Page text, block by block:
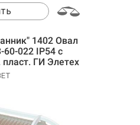
1402 Овал
022 IP54 с
ГИ Элетех